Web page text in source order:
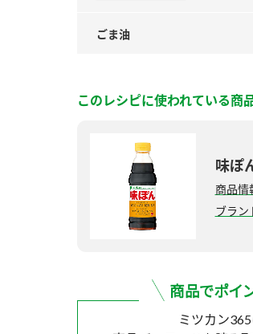
ごま油
このレシピに使われている商
味ぽ
商品情
ブラン
ミツカン